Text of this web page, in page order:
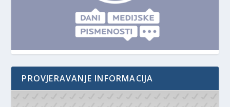
PROVJERAVANJE INFORMACIJA